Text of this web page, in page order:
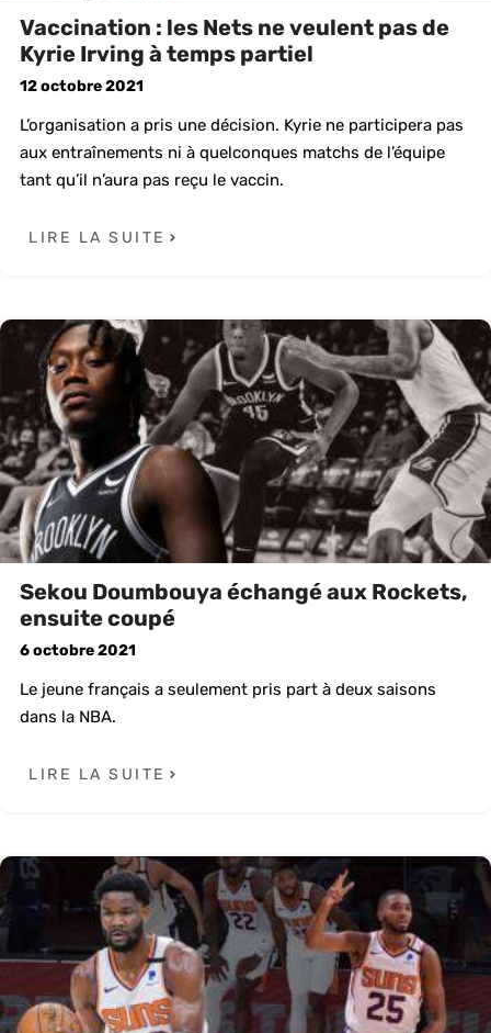
Vaccination : les Nets ne veulent pas de
Kyrie Irving à temps partiel
12 octobre 2021
L’organisation a pris une décision. Kyrie ne participera pas
aux entraînements ni à quelconques matchs de l’équipe
tant qu’il n’aura pas reçu le vaccin.
LIRE LA SUITE
Sekou Doumbouya échangé aux Rockets,
ensuite coupé
6 octobre 2021
Le jeune français a seulement pris part à deux saisons
dans la NBA.
LIRE LA SUITE